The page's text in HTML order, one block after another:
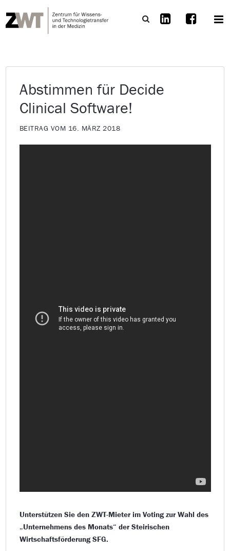
Abstimmen für Decide
Clinical Software!
BEITRAG VOM 16. MÄRZ 2018
Unterstützen Sie den ZWT-Mieter im Voting zur Wahl des
„Unternehmens des Monats“ der Steirischen
Wirtschaftsförderung SFG.